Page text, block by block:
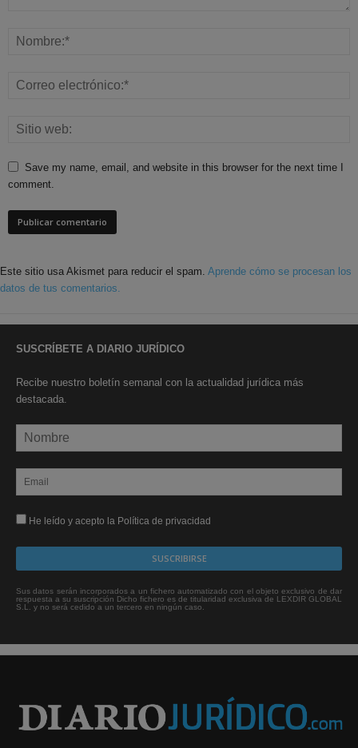
Save my name, email, and website in this browser for the next time I
comment.
Este sitio usa Akismet para reducir el spam. Aprende cómo se procesan los
datos de tus comentarios.
SUSCRÍBETE A DIARIO JURÍDICO
Recibe nuestro boletín semanal con la actualidad jurídica más
destacada.
He leído y acepto la Política de privacidad
Sus datos serán incorporados a un fichero automatizado con el objeto exclusivo de dar
respuesta a su suscripción Dicho fichero es de titularidad exclusiva de LEXDIR GLOBAL
S.L. y no será cedido a un tercero en ningún caso.